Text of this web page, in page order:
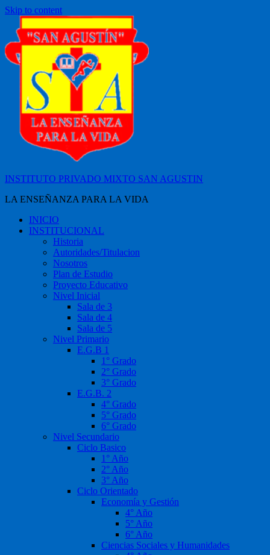
Skip to content
INSTITUTO PRIVADO MIXTO SAN AGUSTIN
LA ENSEÑANZA PARA LA VIDA
INICIO
INSTITUCIONAL
Historia
Autoridades/Titulacion
Nosotros
Plan de Estudio
Proyecto Educativo
Nivel Inicial
Sala de 3
Sala de 4
Sala de 5
Nivel Primario
E.G.B 1
1° Grado
2° Grado
3° Grado
E.G.B. 2
4° Grado
5° Grado
6° Grado
Nivel Secundario
Ciclo Basico
1° Año
2° Año
3° Año
Ciclo Orientado
Economía y Gestión
4° Año
5° Año
6° Año
Ciencias Sociales y Humanidades